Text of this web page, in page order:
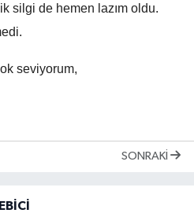
silgi de hemen lazım oldu.
seviyorum,
SONRAKI